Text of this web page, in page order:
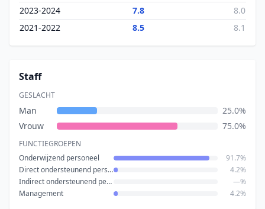
2023-2024 7.8
8.0
2021-2022
8.5 8.1
Staff
GESLACHT
Man
25.0%
Vrouw
75.0%
FUNCTIEGROEPEN
Onderwijzend personeel
91.7%
Direct ondersteunend personeel
4.2%
Indirect ondersteunend personeel
—%
Management
4.2%